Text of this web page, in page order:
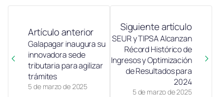
Artículo anterior
5 de marzo de 2025
Galapagar inaugura su
innovadora sede
tributaria para agilizar
trámites
Siguiente artículo
5 de marzo de 2025
SEUR y TIPSA Alcanzan
Récord Histórico de
Ingresos y Optimización
de Resultados para
2024